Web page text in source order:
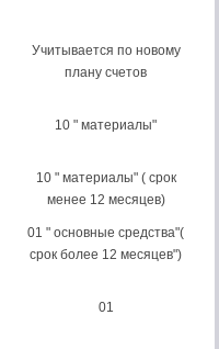
Учитывается по новому
плану счетов
10 " материалы"
10 " материалы" ( срок
менее 12 месяцев)
01 " основные средства"(
срок более 12 месяцев")
01